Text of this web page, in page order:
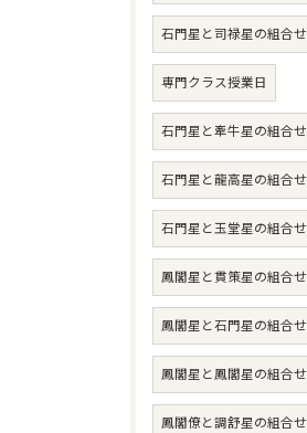
石門星と司禄星の組合せ
専門クラス授業日
石門星と牽牛星の組合せ
石門星と龍高星の組合せ
石門星と玉堂星の組合せ
鳳閣星と貫策星の組合せ
鳳閣星と石門星の組合せ
鳳閣星と鳳閣星の組合せ
鳳閣僚と調舒星の組合せ